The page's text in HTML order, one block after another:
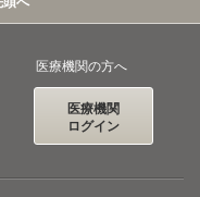
医療機関の方へ
医療機関
ログイン